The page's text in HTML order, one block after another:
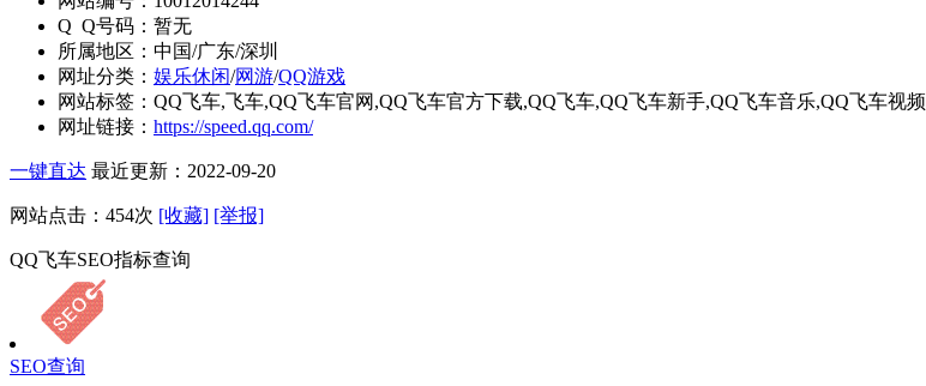
Q Q号码： 暂无
所属地区： 中国/广东/深圳
网址分类： 娱乐休闲/网游/QQ游戏
网站标签： QQ飞车,飞车,QQ飞车官网,QQ飞车官方下载,QQ飞车,QQ飞车新手,QQ飞车音乐,QQ飞车视频
网址链接： https://speed.qq.com/
一键直达 最近更新：2022-09-20
网站点击： 454次 [收藏] [举报]
QQ飞车SEO指标查询
SEO查询